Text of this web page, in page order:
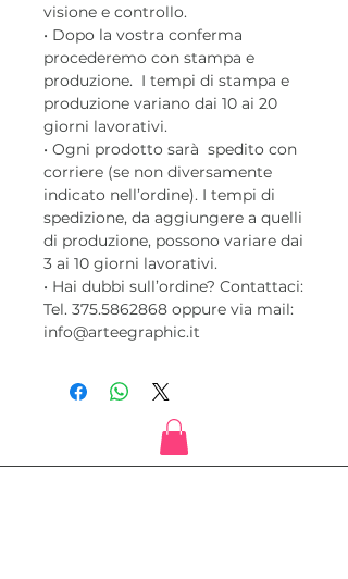
visione e controllo.
• Dopo la vostra conferma
procederemo con stampa e
produzione. I tempi di stampa e
produzione variano dai 10 ai 20
giorni lavorativi.
• Ogni prodotto sarà spedito con
corriere (se non diversamente
indicato nell’ordine). I tempi di
spedizione, da aggiungere a quelli
di produzione, possono variare dai
3 ai 10 giorni lavorativi.
• Hai dubbi sull’ordine? Contattaci:
Tel. 375.5862868 oppure via mail:
info@arteegraphic.it